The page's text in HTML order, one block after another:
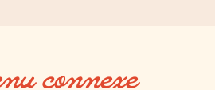
connexe